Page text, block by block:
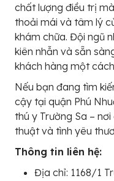
chất lượng điều trị
thoải mái và tâm lý
khám chữa. Đội ngũ
kiên nhẫn và sẵn
khách hàng một
Nếu bạn đang tìm
cậy tại quận Phú
thú y Trường Sa –
thuật và tình yêu
Thông tin liên hệ:
Địa chỉ: 1168/1